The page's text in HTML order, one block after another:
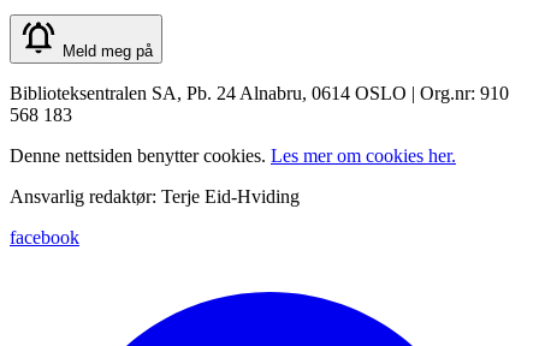
Meld meg på
Biblioteksentralen SA, Pb. 24 Alnabru, 0614 OSLO | Org.nr: 910
568 183
Denne nettsiden benytter cookies. Les mer om cookies her.
Ansvarlig redaktør: Terje Eid-Hviding
facebook